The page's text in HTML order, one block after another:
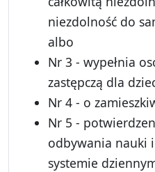
niezdolność do
albo
Nr 3 - wypełnia
zastępczą dla
Nr 4 - o
Nr 5 -
odbywania nauki
systemie